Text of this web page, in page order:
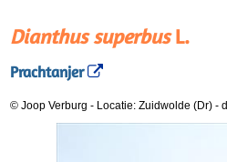
Dianthus superbusL.
Prachtanjer
© Joop Verburg - Locatie: Zuidwolde (Dr) -